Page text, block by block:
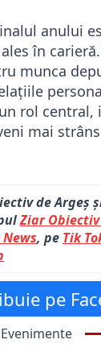
anului
în
munca
rol
mai
de Argeș
Ziar
News, pe Tik
pe
Evenimente